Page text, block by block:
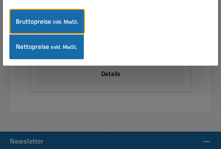
Details
Newsletter
Bruttopreiseinkl. MwSt.
Nettopreiseexkl. MwSt.